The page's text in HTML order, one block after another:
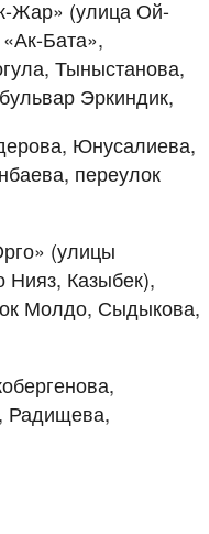
Жар» (улица Ой-
Бата»,
Тыныстанова,
Эркиндик,
Юнусалиева,
переулок
(улицы
Казыбек),
Молдо, Сыдыкова,
Радищева,